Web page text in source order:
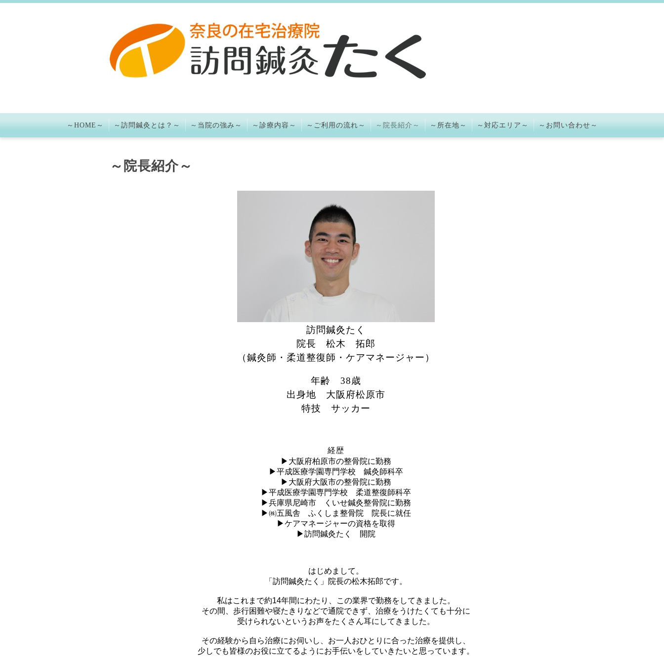
～HOME～ ～訪問鍼灸とは？～ ～当院の強み～ ～診療内容～ ～ご利用の流れ～ ～院長紹介～ ～所在地～ ～対応エリア～ ～お問い合わせ～
～院長紹介～
訪問鍼灸たく
院長 松木 拓郎
（鍼灸師・柔道整復師・ケアマネージャー）
年齢 38歳
出身地 大阪府松原市
特技 サッカー
経歴
▶ 大阪府柏原市の整骨院に勤務
▶平成医療学園専門学校 鍼灸師科卒
▶ 大阪府大阪市の整骨院に勤務
▶平成医療学園専門学校 柔道整復師科卒
▶兵庫県尼崎市 くいせ鍼灸整骨院に勤務
▶㈱五風舎 ふくしま整骨院 院長に就任
▶ケアマネージャーの資格を取得
▶訪問鍼灸たく 開院
はじめまして。
「訪問鍼灸たく」院長の松木拓郎です。
私はこれまで約14年間にわたり、この業界で勤務をしてきました。
その間、歩行困難や寝たきりなどで通院できず、治療をうけたくても十分に
受けられないというお声をたくさん耳にしてきました。
その経験から自ら治療にお伺いし、お一人おひとりに合った治療を提供し、
少しでも皆様のお役に立てるようにお手伝いをしていきたいと思っています。